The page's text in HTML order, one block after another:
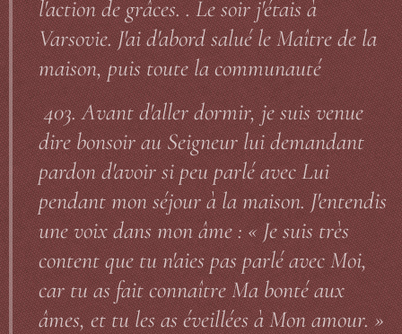
l'action de grâces. . Le soir j'étais à
Varsovie. J'ai d'abord salué le Maître de la
maison, puis toute la communauté
403. Avant d'aller dormir, je suis venue
dire bonsoir au Seigneur lui demandant
pardon d'avoir si peu parlé avec Lui
pendant mon séjour à la maison. J'entendis
une voix dans mon âme : « Je suis très
content que tu n'aies pas parlé avec Moi,
car tu as fait connaître Ma bonté aux
âmes, et tu les as éveillées à Mon amour. »